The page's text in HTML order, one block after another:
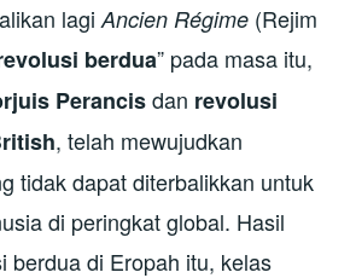
lagiAncien Régime (Rejim
berdua” pada masa itu,
Perancisdan revolusi
, telah mewujudkan
tidak dapat diterbalikkan untuk
di peringkat global. Hasil
berdua di Eropah itu, kelas